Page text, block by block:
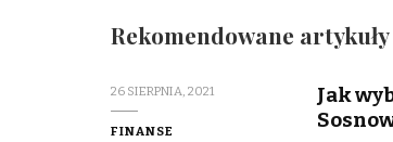
Rekomendowane artykuły
26 SIERPNIA, 2021
FINANSE
Jak